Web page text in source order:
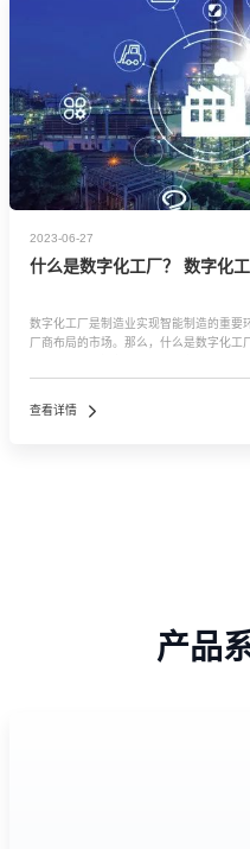
2023-06-27
什么是数字化工厂？ 数字化
数字化工厂是制造业实现智能制造的重要
厂商布局的市场。那么，什么是数字化工
程。在数字化工厂中，物联网技术被广泛
查看详情
产品